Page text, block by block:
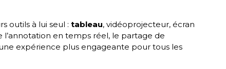
outils à lui seul : tableau, vidéoprojecteur, écran
en temps réel, le partage de
expérience plus engageante pour tous les